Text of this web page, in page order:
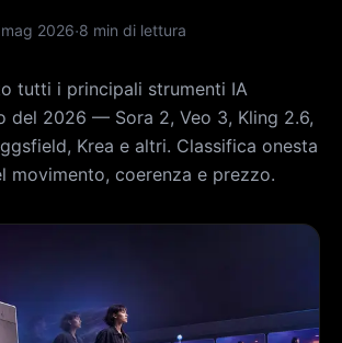
2026·8 min di lettura
tutti i principali strumenti IA
del 2026 — Sora 2, Veo 3, Kling 2.6,
Krea e altri. Classifica onesta
movimento, coerenza e prezzo.